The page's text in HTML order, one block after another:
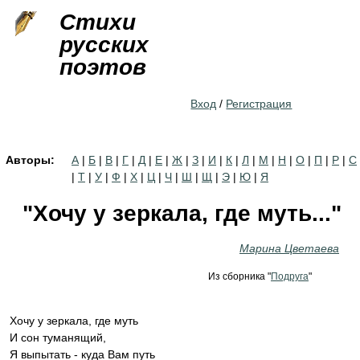
Стихи
русских
поэтов
Вход / Регистрация
Авторы: А | Б | В | Г | Д | Е | Ж | З | И | К | Л | М | Н | О | П | Р | С
| Т | У | Ф | Х | Ц | Ч | Ш | Щ | Э | Ю | Я
"Хочу у зеркала, где муть..."
Марина Цветаева
Из сборника "Подруга"
Хочу у зеркала, где муть
И сон туманящий,
Я выпытать - куда Вам путь